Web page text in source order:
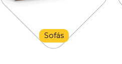
Sofás